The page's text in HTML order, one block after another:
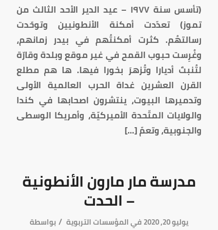
(تأسس سنة ١٩٧٧ – عيد الدير الأحد الثالث من
تموز) تعدّدت أمكنة الأنطونيين وتوحّدت
رسالتهُم. كثرت أمكنتُهم في بيدر زمانهم،
وغُرِست حبوب القمح في غير موقع وبلدة وقارّة
لتُنبتَ أديارا وتُزهرَ بخورا فيها. ها هم مطلع
القرن العشرين غداة الحرب العالمية الأولى
وتدميرها البيوت، ينتشرون اصحابها في كندا
والولايات المتّحدة الأميركيّة، وأمريكا الوسطى
والجنوبية، وتعمّ […]
مدرسة مار مارون الأنطونية
– الحدت
يوليو 20, 2020 فيالمؤسسات التربوية /بواسطة